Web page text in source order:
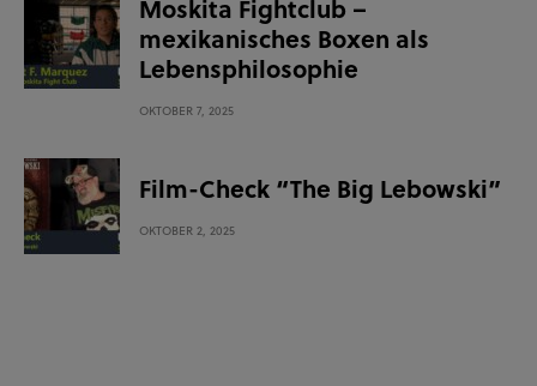
Moskita Fightclub –
mexikanisches Boxen als
Lebensphilosophie
OKTOBER 7, 2025
Film-Check “The Big Lebowski”
OKTOBER 2, 2025